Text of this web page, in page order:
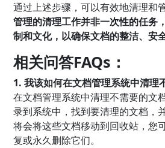
通过上述步骤，可以有效地清理和
管理的清理工作并非一次性的任务
制和文化，以确保文档的整洁、安
相关问答FAQs：
1. 我该如何在文档管理系统中清理
在文档管理系统中清理不需要的文
录到系统中，找到要清理的文档，
将会将这些文档移动到回收站，您
复或永久删除它们。